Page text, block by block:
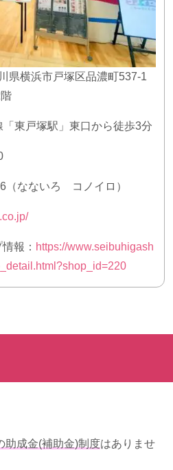
県横浜市戸塚区品濃町537-1
階
東戸塚駅」東口から徒歩3分
（なないろ コノイロ）
報： https://www.seibuhigash
助成金(補助金)制度はありませ